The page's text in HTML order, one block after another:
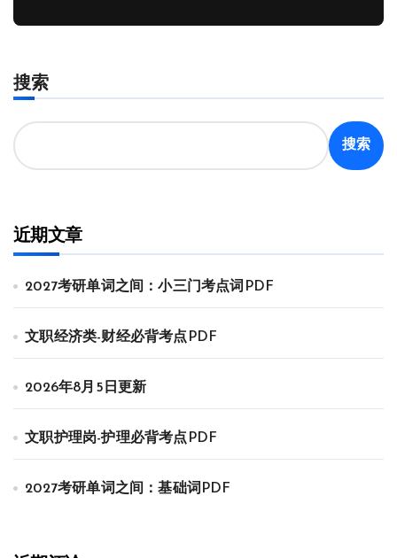
搜索
搜索
近期文章
2027考研单词之间：小三门考点词PDF
文职经济类-财经必背考点PDF
2026年8月5日更新
文职护理岗-护理必背考点PDF
2027考研单词之间：基础词PDF